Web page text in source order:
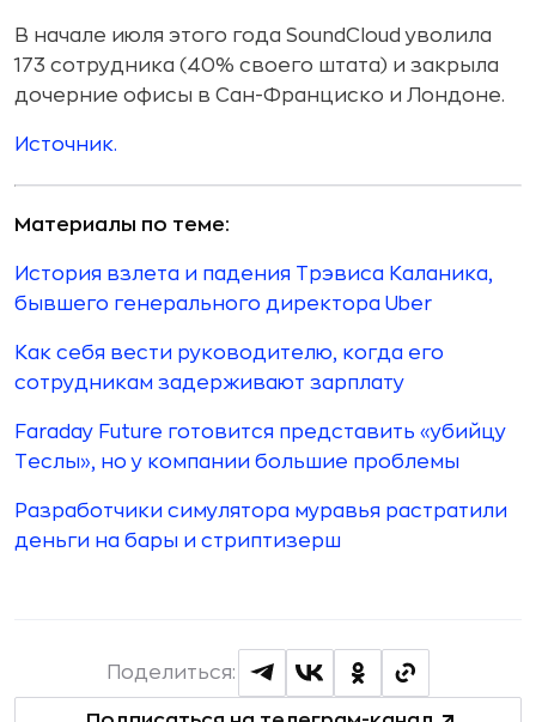
В начале июля этого года SoundCloud уволила
173 сотрудника (40% своего штата) и закрыла
дочерние офисы в Сан-Франциско и Лондоне.
Источник.
Материалы по теме:
История взлета и падения Трэвиса Каланика,
бывшего генерального директора Uber
Как себя вести руководителю, когда его
сотрудникам задерживают зарплату
Faraday Future готовится представить «убийцу
Теслы», но у компании большие проблемы
Разработчики симулятора муравья растратили
деньги на бары и стриптизерш
Поделиться: